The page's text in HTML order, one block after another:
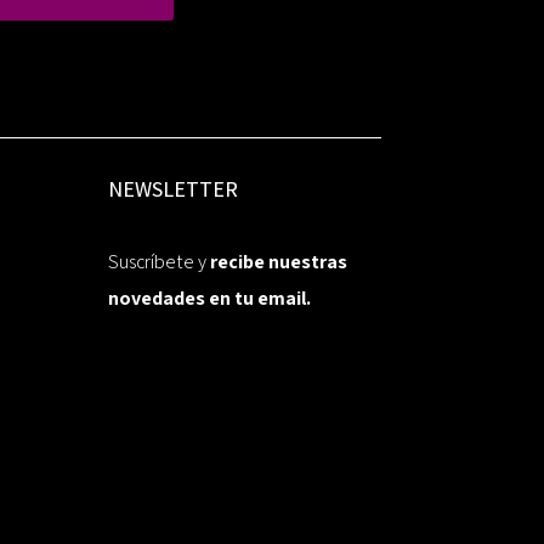
NEWSLETTER
Suscríbete yrecibe nuestras
novedades en tu email.